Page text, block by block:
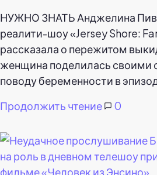
НУЖНО ЗНАТЬ Анджелина
реалити-шоу «Jersey Shore:
рассказала о пережитом
женщина поделилась своими
поводу беременности в
Продолжить чтение
0